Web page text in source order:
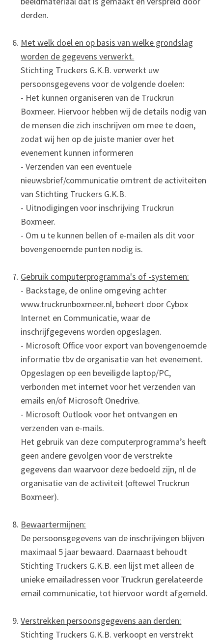
derden.
Met welk doel en op basis van welke grondslag
worden de gegevens verwerkt.
Stichting Truckers G.K.B. verwerkt uw
persoonsgegevens voor de volgende doelen:
- Het kunnen organiseren van de Truckrun
Boxmeer. Hiervoor hebben wij de details nodig van
de mensen die zich inschrijven om mee te doen,
zodat wij hen op de juiste manier over het
evenement kunnen informeren
- Verzenden van een eventuele
nieuwsbrief/communicatie omtrent de activiteiten
van Stichting Truckers G.K.B.
- Uitnodigingen voor inschrijving Truckrun
Boxmeer.
- Om u te kunnen bellen of e-mailen als dit voor
bovengenoemde punten nodig is.
Gebruik computerprogramma's of -systemen:
- Backstage, de online omgeving achter
www.truckrunboxmeer.nl, beheert door Cybox
Internet en Communicatie, waar de
inschrijfgegevens worden opgeslagen.
- Microsoft Office voor export van bovengenoemde
informatie tbv de organisatie van het evenement.
Opgeslagen op een beveiligde laptop/PC,
verbonden met internet voor het verzenden van
emails en/of Microsoft Onedrive.
- Microsoft Outlook voor het ontvangen en
verzenden van e-mails.
Het gebruik van deze computerprogramma’s heeft
geen andere gevolgen voor de verstrekte
gegevens dan waarvoor deze bedoeld zijn, nl de
organisatie van de activiteit (oftewel Truckrun
Boxmeer).
Bewaartermijnen:
De persoonsgegevens van de inschrijvingen blijven
maximaal 5 jaar bewaard. Daarnaast behoudt
Stichting Truckers G.K.B. een lijst met alleen de
unieke emailadressen voor Truckrun gerelateerde
email communicatie, tot hiervoor wordt afgemeld.
Verstrekken persoonsgegevens aan derden:
Stichting Truckers G.K.B. verkoopt en verstrekt